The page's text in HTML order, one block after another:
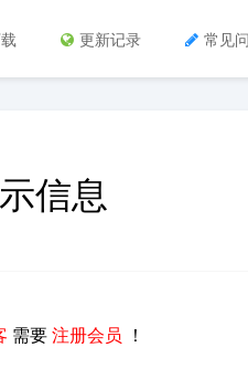
更新记录 常见
信息
需要注册会员 ！